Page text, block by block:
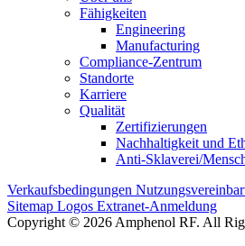
Fähigkeiten
Engineering
Manufacturing
Compliance-Zentrum
Standorte
Karriere
Qualität
Zertifizierungen
Nachhaltigkeit und
Anti-Sklaverei/
Verkaufsbedingungen
Sitemap Logos Extranet-Anmeldung
Copyright © 2026 Amphenol RF. All